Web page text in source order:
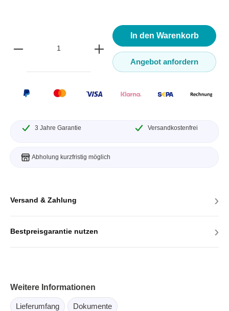
In den Warenkorb
Angebot anfordern
3 Jahre Garantie Versandkostenfrei
Abholung kurzfristig möglich
Versand & Zahlung ›
Bestpreisgarantie nutzen ›
Weitere Informationen
Lieferumfang Dokumente